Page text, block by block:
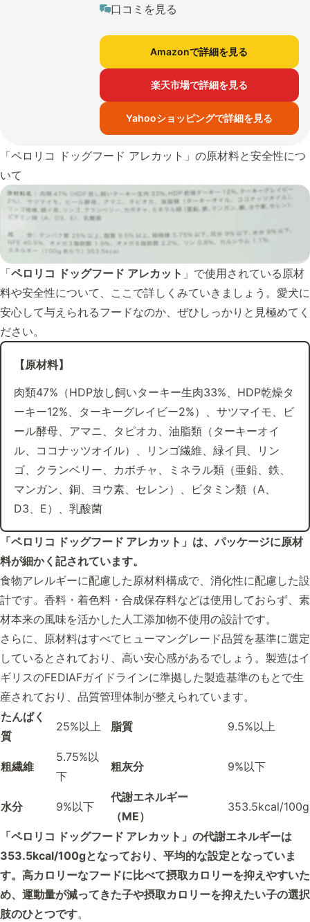
口コミを見る
Amazonで詳細を見る
楽天市場で詳細を見る
Yahooショッピングで詳細を見る
「ペロリコ ドッグフード アレカット」の原材料と安全性につ
いて
「ペロリコ ドッグフード アレカット 」で使用されている原材
料や安全性について、ここで詳しくみていきましょう。愛犬に
安心して与えられるフードなのか、ぜひしっかりと見極めてく
ださい。
【原材料】
肉類47%（HDP放し飼いターキー生肉33%、HDP乾燥タ
ーキー12%、ターキーグレイビー2%）、サツマイモ、ビ
ール酵母、アマニ、タピオカ、油脂類（ターキーオイ
ル、ココナッツオイル）、リンゴ繊維、緑イ貝、リン
ゴ、クランベリー、カボチャ、ミネラル類（亜鉛、鉄、
マンガン、銅、ヨウ素、セレン）、ビタミン類（A、
D3、E）、乳酸菌
「ペロリコ ドッグフード アレカット 」は、パッケージに原材
料が細かく記されています。
食物アレルギーに配慮した原材料構成で、消化性に配慮した設
計です。香料・着色料・合成保存料などは使用しておらず、素
材本来の風味を活かした人工添加物不使用の設計です。
さらに、原材料はすべてヒューマングレード品質を基準に選定
しているとされており、高い安心感があるでしょう。製造はイ
ギリスのFEDIAFガイドラインに準拠した製造基準のもとで生
産されており、品質管理体制が整えられています。
たんぱく
質
25%以上 脂質 9.5%以上
粗繊維
5.75%以
下
粗灰分 9%以下
水分 9%以下
代謝エネルギー
（ME）
353.5kcal/100g
「ペロリコ ドッグフード アレカット 」の代謝エネルギーは
353.5kcal/100gとなっており、平均的な設定となっていま
す。高カロリーなフードに比べて摂取カロリーを抑えやすいた
め、運動量が減ってきた子や摂取カロリーを抑えたい子の選択
肢のひとつです。